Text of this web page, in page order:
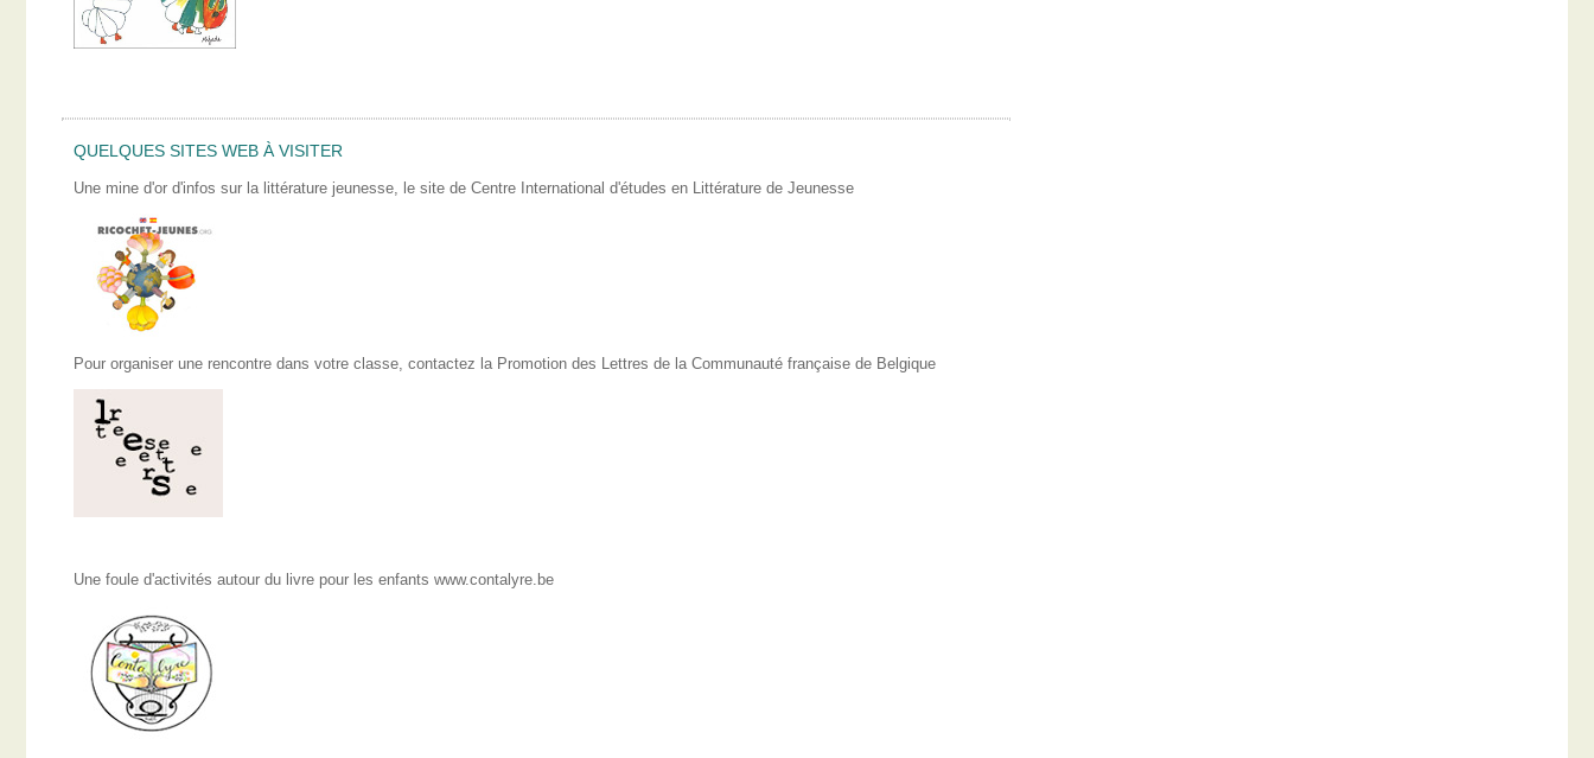
QUELQUES SITES WEB À VISITER
Une mine d'or d'infos sur la littérature jeunesse, le site de Centre International d'études en Littérature de Jeunesse
Pour organiser une rencontre dans votre classe, contactez la Promotion des Lettres de la Communauté française de Belgique
Une foule d'activités autour du livre pour les enfants www.contalyre.be